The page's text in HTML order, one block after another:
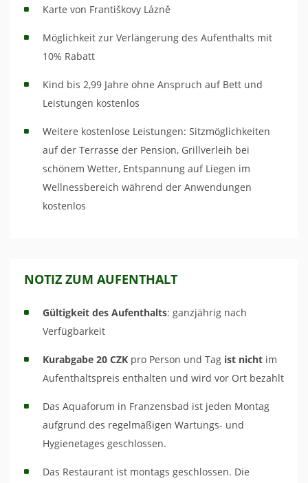
Karte von Františkovy Lázně
Möglichkeit zur Verlängerung des Aufenthalts mit
10% Rabatt
Kind bis 2,99 Jahre ohne Anspruch auf Bett und
Leistungen kostenlos
Weitere kostenlose Leistungen: Sitzmöglichkeiten
auf der Terrasse der Pension, Grillverleih bei
schönem Wetter, Entspannung auf Liegen im
Wellnessbereich während der Anwendungen
kostenlos
NOTIZ ZUM AUFENTHALT
Gültigkeit des Aufenthalts: ganzjährig nach
Verfügbarkeit
Kurabgabe 20 CZK pro Person und Tag ist nicht im
Aufenthaltspreis enthalten und wird vor Ort bezahlt
Das Aquaforum in Franzensbad ist jeden Montag
aufgrund des regelmäßigen Wartungs- und
Hygienetages geschlossen.
Das Restaurant ist montags geschlossen. Die